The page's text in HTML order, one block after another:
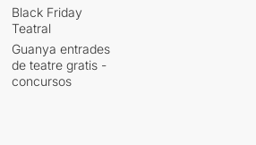
Per poder veure la ressenya
original, només cal clicar en
aquestENLLAÇ
Black Friday
Teatral
Guanya entrades
de teatre gratis -
concursos